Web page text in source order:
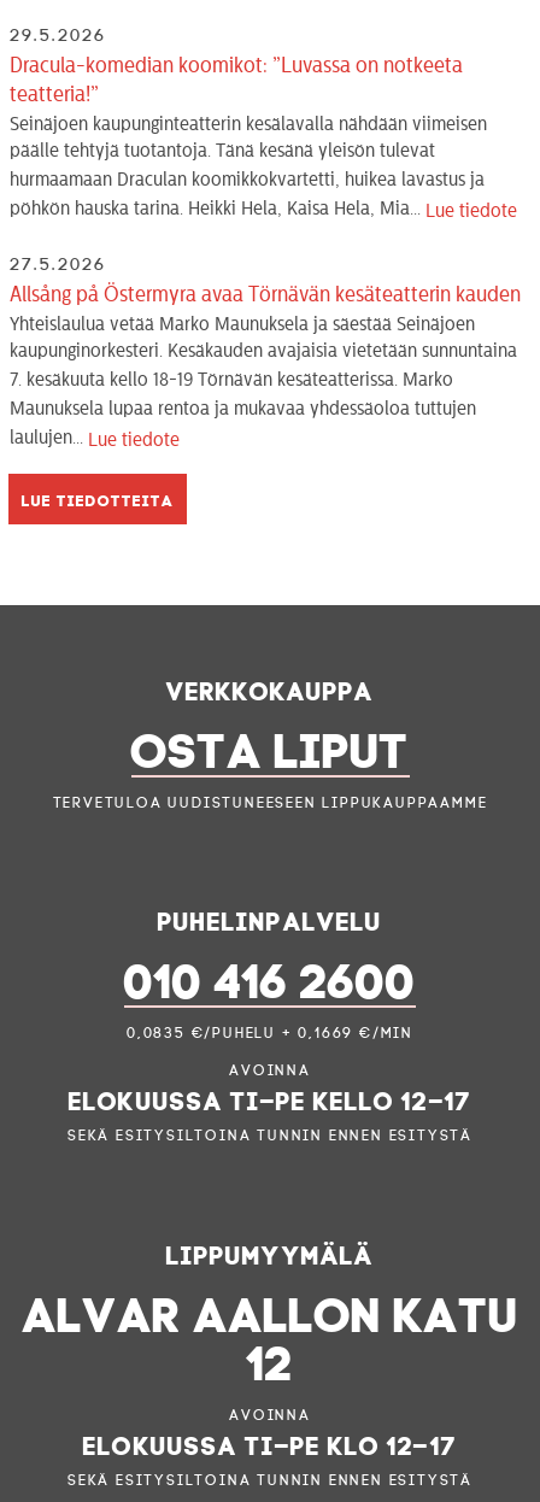
29.5.2026
Dracula-komedian koomikot: ”Luvassa on notkeeta
teatteria!”
Seinäjoen kaupunginteatterin kesälavalla nähdään viimeisen
päälle tehtyjä tuotantoja. Tänä kesänä yleisön tulevat
hurmaamaan Draculan koomikkokvartetti, huikea lavastus ja
pöhkön hauska tarina. Heikki Hela, Kaisa Hela, Mia... Lue tiedote
27.5.2026
Allsång på Östermyra avaa Törnävän kesäteatterin kauden
Yhteislaulua vetää Marko Maunuksela ja säestää Seinäjoen
kaupunginorkesteri. Kesäkauden avajaisia vietetään sunnuntaina
7. kesäkuuta kello 18-19 Törnävän kesäteatterissa. Marko
Maunuksela lupaa rentoa ja mukavaa yhdessäoloa tuttujen
laulujen... Lue tiedote
Lue tiedotteita
Verkkokauppa
OSTA LIPUT
Tervetuloa uudistuneeseen lippukauppaamme
Puhelinpalvelu
010 416 2600
0,0835 €/puhelu + 0,1669 €/min
Avoinna
elokuussa ti–pe kello 12–17
sekä esitysiltoina tunnin ennen esitystä
Lippumyymälä
ALVAR AALLON KATU
12
Avoinna
elokuussa ti–pe klo 12–17
sekä esitysiltoina tunnin ennen esitystä